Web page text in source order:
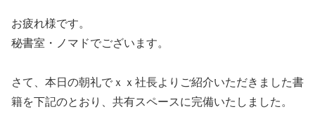
お疲れ様です。
秘書室・ノマドでございます。
さて、本日の朝礼でｘｘ社長よりご紹介いただきました書
籍を下記のとおり、共有スペースに完備いたしました。